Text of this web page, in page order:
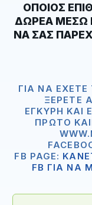
ΟΠΟΙΟΣ
ΔΩΡΕΑ ΜΕΣΩ
ΝΑ ΣΑΣ
ΓΙΑ ΝΑ
ΞΈΡΕΤΕ
ΈΓΚΥΡΗ ΚΑΙ
ΠΡΏΤΟ
FB PAGE:
FB ΓΙΑ ΝΑ